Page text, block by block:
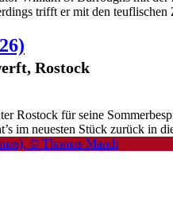
trifft er mit den
Rostock
Rostock für seine
im neuesten Stück zurück in